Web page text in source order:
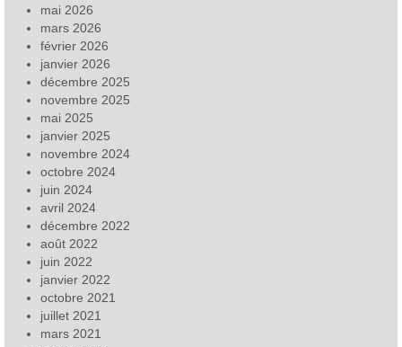
mai 2026
mars 2026
février 2026
janvier 2026
décembre 2025
novembre 2025
mai 2025
janvier 2025
novembre 2024
octobre 2024
juin 2024
avril 2024
décembre 2022
août 2022
juin 2022
janvier 2022
octobre 2021
juillet 2021
mars 2021